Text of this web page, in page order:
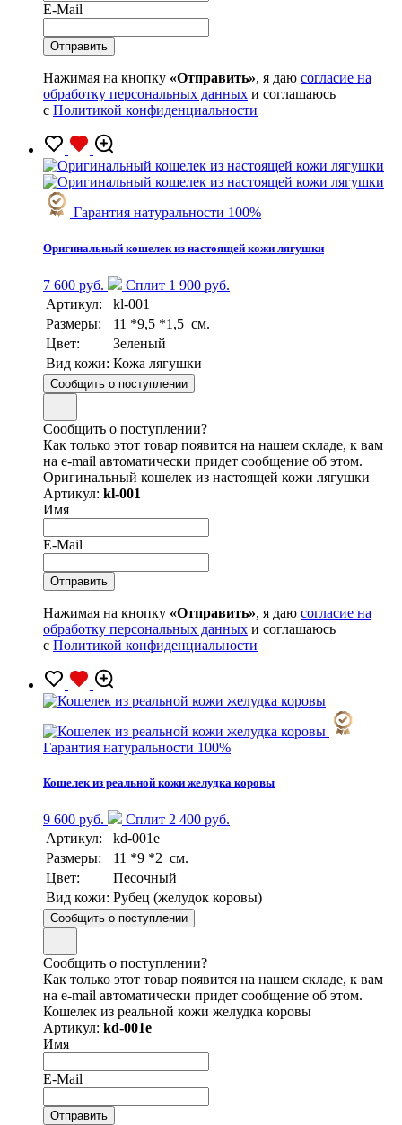
E-Mail
Нажимая на кнопку «Отправить», я даю согласие на
обработку персональных данных и соглашаюсь
с Политикой конфиденциальности
Гарантия натуральности 100%
Оригинальный кошелек из настоящей кожи лягушки
7 600 руб.
Сплит 1 900 руб.
Артикул:
kl-001
Размеры:
11 *9,5 *1,5 см.
Цвет:
Зеленый
Вид кожи: Кожа лягушки
Сообщить о поступлении
Сообщить о поступлении?
Как только этот товар появится на нашем складе, к вам
на e-mail автоматически придет сообщение об этом.
Оригинальный кошелек из настоящей кожи лягушки
Артикул: kl-001
Имя
E-Mail
Нажимая на кнопку «Отправить», я даю согласие на
обработку персональных данных и соглашаюсь
с Политикой конфиденциальности
Гарантия натуральности 100%
Кошелек из реальной кожи желудка коровы
9 600 руб.
Сплит 2 400 руб.
Артикул:
kd-001e
Размеры:
11 *9 *2 см.
Цвет:
Песочный
Вид кожи: Рубец (желудок коровы)
Сообщить о поступлении
Сообщить о поступлении?
Как только этот товар появится на нашем складе, к вам
на e-mail автоматически придет сообщение об этом.
Кошелек из реальной кожи желудка коровы
Артикул: kd-001e
Имя
E-Mail